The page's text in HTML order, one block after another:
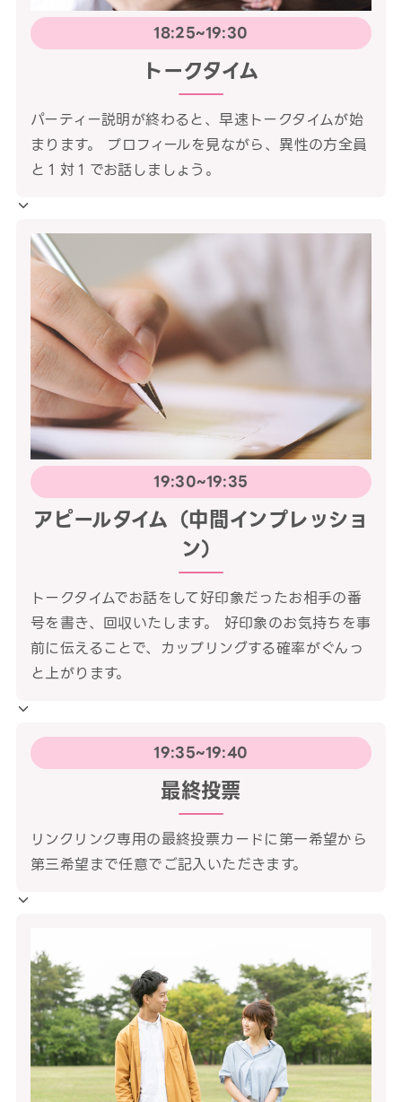
18:25~19:30
トークタイム
パーティー説明が終わると、早速トークタイムが始
まります。 プロフィールを見ながら、異性の方全員
と１対１でお話しましょう。
19:30~19:35
アピールタイム（中間インプレッショ
ン）
トークタイムでお話をして好印象だったお相手の番
号を書き、回収いたします。 好印象のお気持ちを事
前に伝えることで、カップリングする確率がぐんっ
と上がります。
19:35~19:40
最終投票
リンクリンク専用の最終投票カードに第一希望から
第三希望まで任意でご記入いただきます。